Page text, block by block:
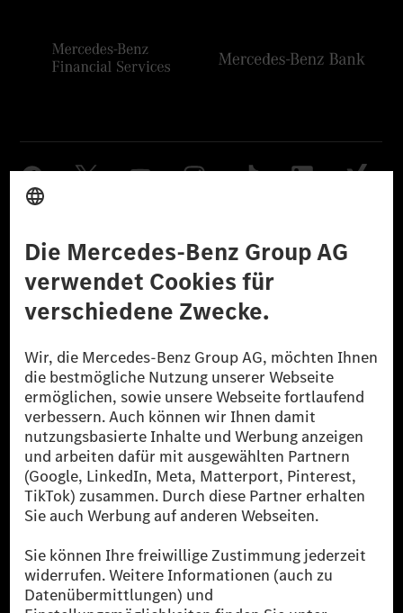
Datenschutz Lizenzhinweise Dritter Barrierefreiheit
© 2026 Mercedes-Benz Group AG. Alle Rechte vorbehalten.
[1] Bilanziell CO₂-neutral bedeutet, dass nicht vermiedene oder nicht
reduzierte CO₂-Emissionen bei der Mercedes-Benz Group durch
zertifizierte Ausgleichsprojekte kompensiert werden.
[2] Renewable Charging ist ein integraler Bestandteil von MB.CHARGE
Public in Europa, den USA, Kanada und China. Sofern an der jeweiligen
Ladestation noch kein Strom aus erneuerbaren Energien vorliegt,
verwendet Renewable Charging Grünstromzertifikate*. Diese stellen
sicher, dass für Ladevorgänge über MB.CHARGE Public eine äquivalente
Strommenge aus erneuerbaren Energien ins Stromnetz eingespeist wird.
als sechs Jahre sind.
* Inkl. EKOenergy Ökolabel
* Die angegebenen Werte wurden nach dem vorgeschriebenen
Messverfahren WLTP (Worldwide harmonised Light vehicles Test